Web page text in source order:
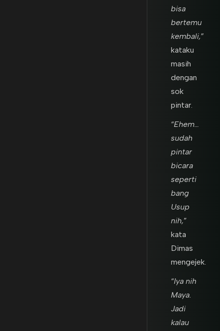
bisa
bertemu
kembali,”
kataku
masih
dengan
sok
pintar.
“Ehem…
sudah
pintar
bicara
seperti
bang
Usup
nih,”
kata
Dimas
mengejek.
“Iya nih
Maya.
Jadi
kalau